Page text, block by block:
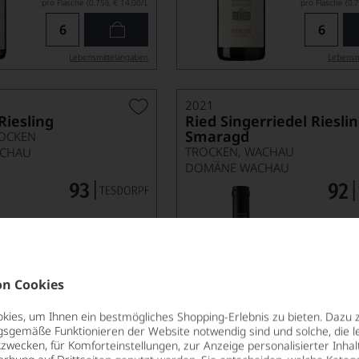
Cookies
um Ihnen ein bestmögliches Shopping-Erlebnis zu bieten. Dazu
Funktionieren der Website notwendig sind und solche, die
für Komforteinstellungen, zur Anzeige personalisierter
pro Flasche (0.75l), € 14,00/L
Lebensmittel­angaben
pro Flasche
€27,90*
pro Flasche (0.75l), € 37,20/L
2021
Ried Singerriedel
Smaragd
TROCKEN, WACHAU
DOMÄNE WACHAU
€
pro Flasche